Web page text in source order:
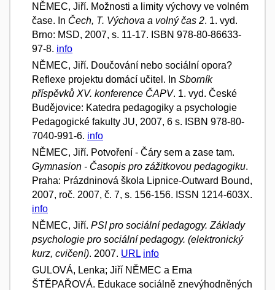
NĚMEC, Jiří. Možnosti a limity výchovy ve volném
čase. In Čech, T. Výchova a volný čas 2. 1. vyd.
Brno: MSD, 2007, s. 11-17. ISBN 978-80-86633-
97-8. info
NĚMEC, Jiří. Doučování nebo sociální opora?
Reflexe projektu domácí učitel. In Sborník
příspěvků XV. konference ČAPV. 1. vyd. České
Budějovice: Katedra pedagogiky a psychologie
Pedagogické fakulty JU, 2007, 6 s. ISBN 978-80-
7040-991-6. info
NĚMEC, Jiří. Potvoření - Čáry sem a zase tam.
Gymnasion - Časopis pro zážitkovou pedagogiku.
Praha: Prázdninová škola Lipnice-Outward Bound,
2007, roč. 2007, č. 7, s. 156-156. ISSN 1214-603X.
info
NĚMEC, Jiří. PSI pro sociální pedagogy. Základy
psychologie pro sociální pedagogy. (elektronický
kurz, cvičení). 2007. URL info
GULOVÁ, Lenka; Jiří NĚMEC a Ema
ŠTĚPAŘOVÁ. Edukace sociálně znevýhodněných